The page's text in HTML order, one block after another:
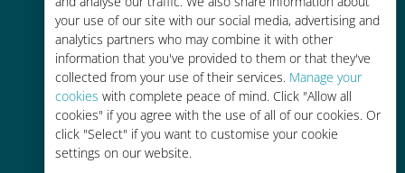
your use of our site with our social media, advertising and
analytics partners who may combine it with other
information that you've provided to them or that they've
collected from your use of their services. Manage your
cookies with complete peace of mind. Click "Allow all
cookies" if you agree with the use of all of our cookies. Or
click "Select" if you want to customise your cookie
settings on our website.
간편한 충전
Wi-Fi나 남은 데이터가 없어도 Ubigi